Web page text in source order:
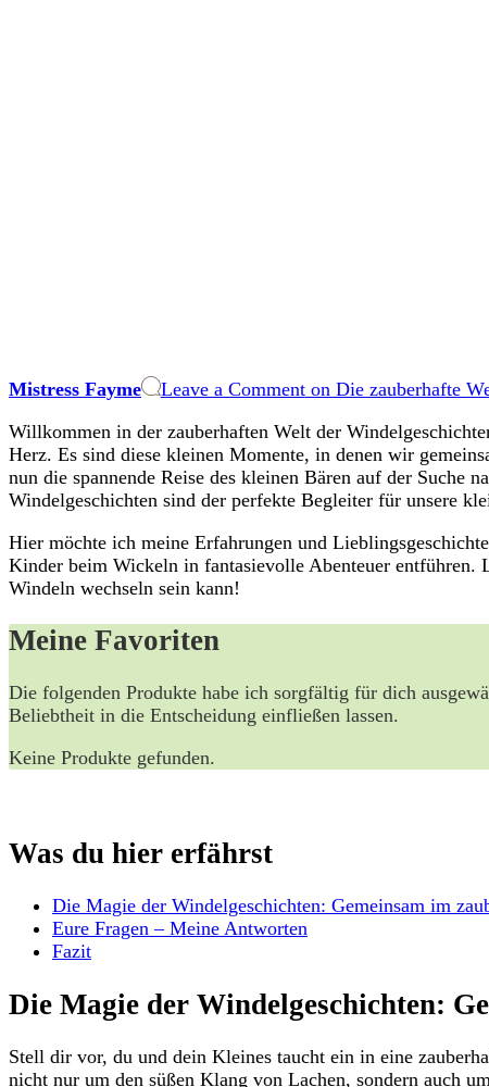
Mistress Fayme Leave a Commenton Die zauberhafte
Willkommen in​ der zauberhaften Welt der
⁣Herz. Es​ sind diese kleinen Momente,⁢ in denen wir
nun die ‌spannende​ Reise ​des​ kleinen ‌Bären auf der Suche
Windelgeschichten sind‌ der⁣ perfekte Begleiter⁢ für unsere
Hier‌ möchte ich ​meine Erfahrungen und⁣
Kinder beim ​Wickeln in⁢ fantasievolle ‌Abenteuer entführen.
Windeln wechseln sein kann!
Meine ⁣Favoriten
Die folgenden ⁢Produkte habe⁣ ich sorgfältig für dich
Beliebtheit in die Entscheidung einfließen lassen.
Keine Produkte gefunden.
Was du hier erfährst
Die Magie der Windelgeschichten: Gemeinsam im​
Eure ⁤Fragen – Meine​ Antworten
Fazit
Die Magie der​ Windelgeschichten:
Stell‌ dir vor,‌ du und dein Kleines taucht ein⁤ in eine
⁢nicht nur um den süßen Klang ‌von Lachen, sondern auch